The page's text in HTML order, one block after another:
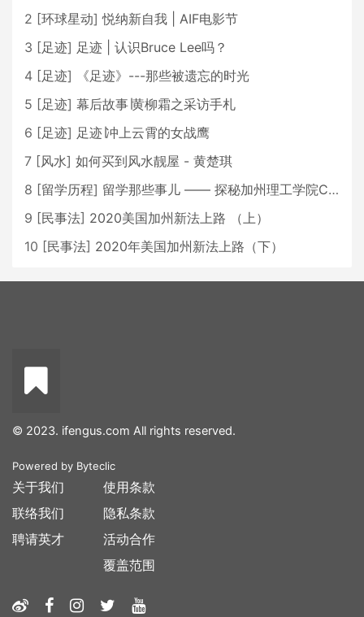
2 [环球星动] 悦纳新自我 | AIF电影节
3 [足迹] 足迹 | 认识Bruce Lee吗？
4 [足迹]
《足迹》---那些被遗忘的时光
5 [足迹] 幕后故事∣黄柳霜之采访手札
6 [足迹] 足迹∣冲上云霄的女战鹰
7 [风水] 如何买到风水靓屋 - 黄楚琪
8 [留学历程] 留学那些事儿 —— 探秘加州理工学院Caltech博士生活 [上集]
9 [民事法] 2020美国加州新法上路 （上）
10 [民事法] 2020年美国加州新法上路（下）
© 2023. ifengus.com All rights reserved.
Powered by Byteclic
关于我们
联络我们
聘请英才
使用条款
隐私条款
活动合作
覆盖范围